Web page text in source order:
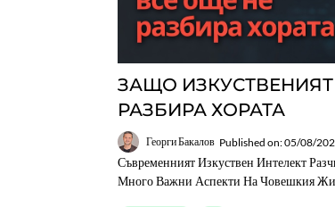
ЗАЩО
РАЗБИРА ХОРАТА
Георги Бакалов Published on: 05/08/
Съвременният Изкуствен Интелект
Много Важни Аспекти На Човешкия